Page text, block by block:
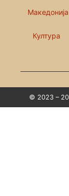
Македонија
Култура
© 2023 –